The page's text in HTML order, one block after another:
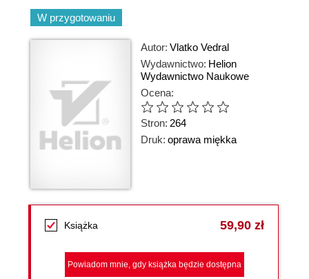
W przygotowaniu
Autor: Vlatko Vedral
Wydawnictwo: Helion
Wydawnictwo Naukowe
Ocena:
Stron: 264
Druk: oprawa miękka
Książka 59,90 zł
Powiadom mnie, gdy książka będzie dostępna